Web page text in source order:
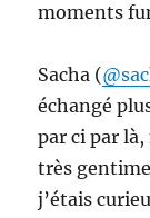
moments
Sacha (@
échangé
par ci par
très
j’étais